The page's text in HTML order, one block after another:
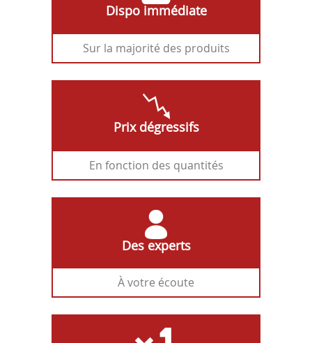
Dispo immédiate
Sur la majorité des produits
Prix dégressifs
En fonction des quantités
Des experts
À votre écoute